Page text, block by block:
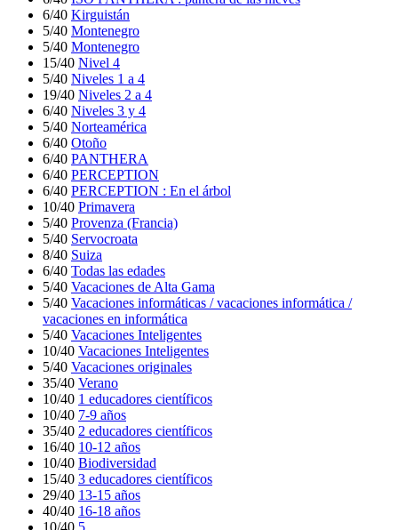
6/40 Kirguistán
5/40 Montenegro
5/40 Montenegro
15/40 Nivel 4
5/40 Niveles 1 a 4
19/40 Niveles 2 a 4
6/40 Niveles 3 y 4
5/40 Norteamérica
6/40 Otoño
6/40 PANTHERA
6/40 PERCEPTION
6/40 PERCEPTION : En el árbol
10/40 Primavera
5/40 Provenza (Francia)
5/40 Servocroata
8/40 Suiza
6/40 Todas las edades
5/40 Vacaciones de Alta Gama
5/40 Vacaciones informáticas / vacaciones informática /
vacaciones en informática
5/40 Vacaciones Inteligentes
10/40 Vacaciones Inteligentes
5/40 Vacaciones originales
35/40 Verano
10/40 1 educadores científicos
10/40 7-9 años
35/40 2 educadores científicos
16/40 10-12 años
10/40 Biodiversidad
15/40 3 educadores científicos
29/40 13-15 años
40/40 16-18 años
10/40 5